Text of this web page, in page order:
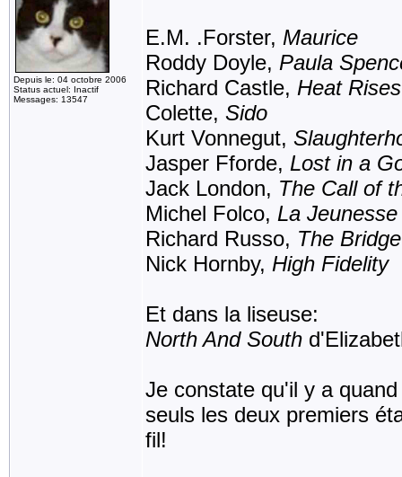
Depuis le: 04 octobre 2006
Status actuel: Inactif
Messages: 13547
E.M. .Forster, Maurice
Roddy Doyle, Paula
Richard Castle, Heat Rises
Colette, Sido
Kurt Vonnegut,
Jasper Fforde, Lost in a
Jack London, The Call of
Michel Folco, La
Richard Russo, The
Nick Hornby, High Fidelity
Et dans la liseuse:
North And South
Je constate qu'il y a
seuls les deux premiers
fil!